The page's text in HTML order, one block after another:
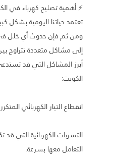
⚡ أهمية تصليح كهرباء في
تعتمد حياتنا اليومية بشكل
ومن ثم فإن حدوث أي خلل
إلى مشاكل متعددة تتراوح
أبرز المشاكل التي قد
الكويت:
انقطاع التيار الكهربائي
التسربات الكهربائية التي
التعامل معها بسرعة.